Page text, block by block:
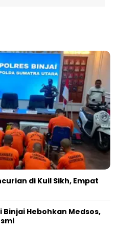
di Kuil Sikh, Empat
Binjai Hebohkan Medsos,